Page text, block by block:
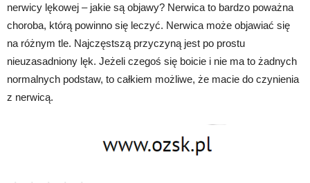
nerwicy lękowej – jakie są objawy? Nerwica to bardzo poważna
choroba, którą powinno się leczyć. Nerwica może objawiać się
na różnym tle. Najczęstszą przyczyną jest po prostu
nieuzasadniony lęk. Jeżeli czegoś się boicie i nie ma to żadnych
normalnych podstaw, to całkiem możliwe, że macie do czynienia
z nerwicą.